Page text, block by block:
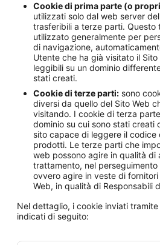
Cookie di prima parte (o
utilizzati solo dal web server
trasferibili a terze parti. Questo
utilizzato generalmente per
di navigazione,
Utente che ha già visitato il
leggibili su un dominio
stati creati.
Cookie di terze parti: sono
diversi da quello del Sito Web
visitando. I cookie di terza
dominio su cui sono stati creati
sito capace di leggere il codice
prodotti. Le terze parti che
web possono agire in qualità di
trattamento, nel
ovvero agire in veste di
Web, in qualità di Responsabili
Nel dettaglio, i cookie inviati
indicati di seguito: